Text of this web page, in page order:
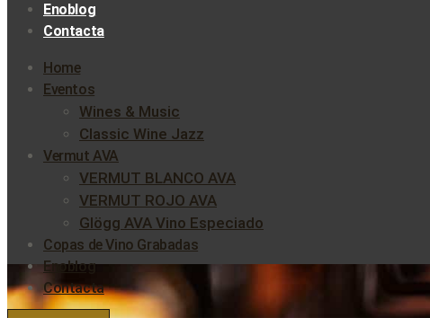
Enoblog
Contacta
Home
Eventos
Wines & Music
Classic Wine Jazz
Vermut AVA
VERMUT BLANCO AVA
VERMUT ROJO AVA
Glögg AVA Vino Especiado
Copas de Vino Grabadas
Enoblog
Contacta